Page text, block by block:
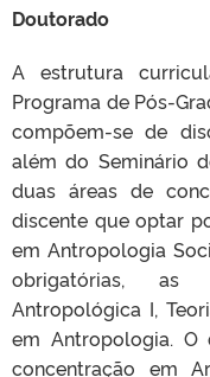
Doutorado
A estrutura
Programa de Pós-
compõem-se de
além do Seminário
duas áreas de
discente que optar
em Antropologia
obrigatórias, as
Antropológica I,
em Antropologia. O
concentração em